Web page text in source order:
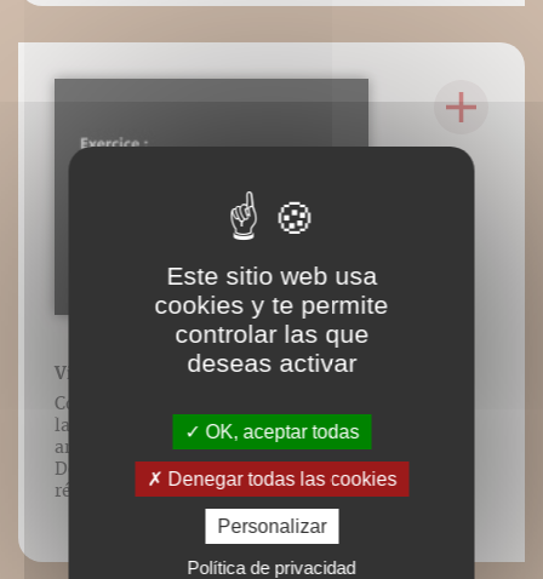
Vidéo n°29 : Pas chassés Front Touch
Contenu vidéo lié à l’ouvrage : "Corriger
la posture et les instabilités
articulaires", Frédéric Brigaud, Éditions
DésIris, mars 2019. Tous droits
réservés.
Este sitio web usa
cookies y te permite
controlar las que
deseas activar
OK, aceptar todas
Denegar todas las cookies
Personalizar
Política de privacidad